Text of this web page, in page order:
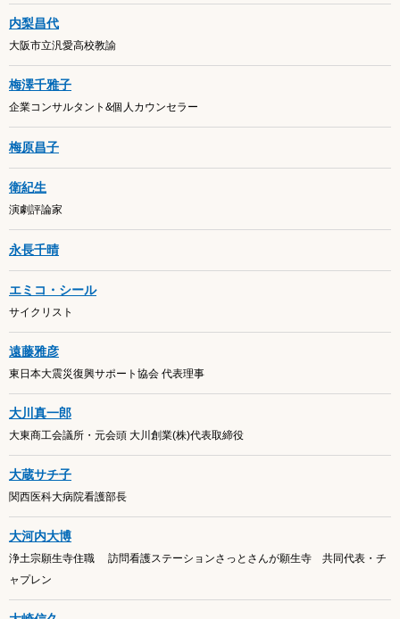
内梨昌代
大阪市立汎愛高校教諭
梅澤千雅子
企業コンサルタント&個人カウンセラー
梅原昌子
衛紀生
演劇評論家
永長千晴
エミコ・シール
サイクリスト
遠藤雅彦
東日本大震災復興サポート協会 代表理事
大川真一郎
大東商工会議所・元会頭 大川創業(株)代表取締役
大蔵サチ子
関西医科大病院看護部長
大河内大博
浄土宗願生寺住職 訪問看護ステーションさっとさんが願生寺 共同代表・チ
ャプレン